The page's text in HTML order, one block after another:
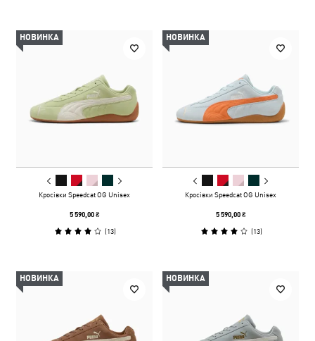
НОВИНКА
Кросівки Speedcat OG Unisex
5 590,00 ₴
(13)
НОВИНКА
Кросівки Speedcat OG Unisex
5 590,00 ₴
(13)
НОВИНКА НОВИНКА